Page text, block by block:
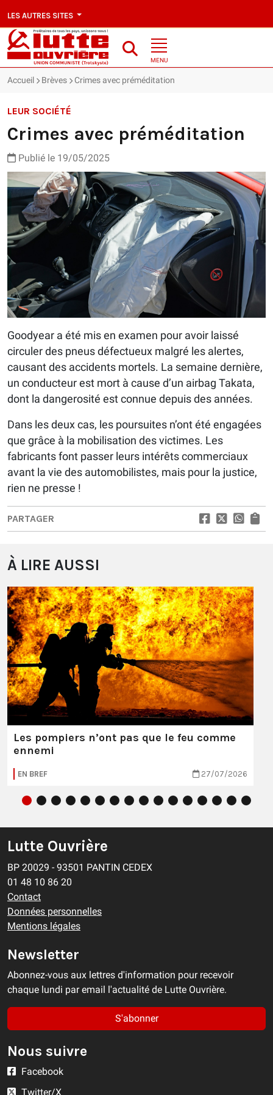
LES AUTRES SITES
MENU
Accueil Brèves Crimes avec préméditation
LEUR SOCIÉTÉ
Crimes avec préméditation
Publié le 19/05/2025
Goodyear a été mis en examen pour avoir laissé
circuler des pneus défectueux malgré les alertes,
causant des accidents mortels. La semaine dernière,
un conducteur est mort à cause d’un airbag Takata,
dont la dangerosité est connue depuis des années.
Dans les deux cas, les poursuites n’ont été engagées
que grâce à la mobilisation des victimes. Les
fabricants font passer leurs intérêts commerciaux
avant la vie des automobilistes, mais pour la justice,
rien ne presse !
PARTAGER
À LIRE AUSSI
Les pompiers n’ont pas que le feu comme
ennemi
EN BREF 27/07/2026
Lutte Ouvrière
BP 20029 - 93501 PANTIN CEDEX
01 48 10 86 20
Contact
Données personnelles
Mentions légales
Newsletter
Abonnez-vous aux lettres d'information pour recevoir
chaque lundi par email l'actualité de Lutte Ouvrière.
S'abonner
Nous suivre
Facebook
Twitter/X